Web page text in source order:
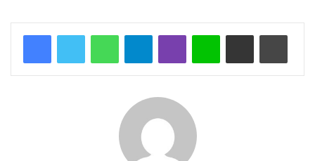
Telegram